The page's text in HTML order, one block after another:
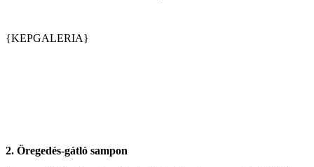
{KEPGALERIA}
2. Öregedés-gátló sampon